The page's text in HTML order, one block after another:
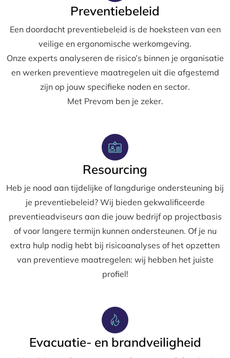
Preventiebeleid
Een doordacht preventiebeleid is de hoeksteen van een
veilige en ergonomische werkomgeving.
Onze experts analyseren de risico’s binnen je organisatie
en werken preventieve maatregelen uit die afgestemd
zijn op jouw specifieke noden en sector.
Met Prevom ben je zeker.
Resourcing
Heb je nood aan tijdelijke of langdurige ondersteuning bij
je preventiebeleid? Wij bieden gekwalificeerde
preventieadviseurs aan die jouw bedrijf op projectbasis
of voor langere termijn kunnen ondersteunen. Of je nu
extra hulp nodig hebt bij risicoanalyses of het opzetten
van preventieve maatregelen: wij hebben het juiste
profiel!
Evacuatie- en brandveiligheid